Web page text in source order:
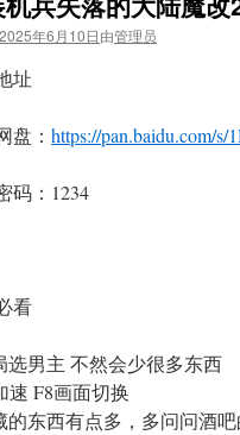
2025年6月10日由管理员
址
盘： https://pan.baidu.com/
码：1234
看
选男主 不然会少很多东西
速 F8画面切换
的东西有点多，多问问酒吧